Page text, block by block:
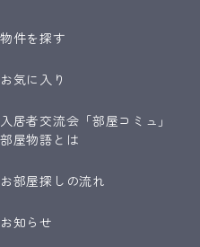
物件を探す
お気に入り
入居者交流会「部屋コミュ」
部屋物語とは
お部屋探しの流れ
お知らせ